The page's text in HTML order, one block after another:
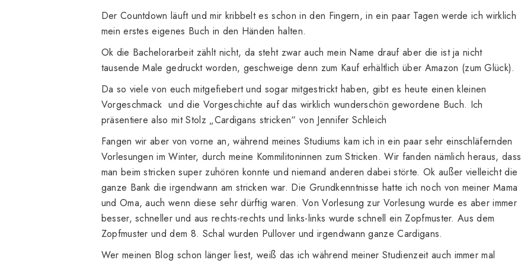
Der Countdown läuft und mir kribbelt es schon in den Fingern, in ein paar Tagen werde ich wirklich
mein erstes eigenes Buch in den Händen halten.
Ok die Bachelorarbeit zählt nicht, da steht zwar auch mein Name drauf aber die ist ja nicht
tausende Male gedruckt worden, geschweige denn zum Kauf erhältlich über Amazon (zum Glück).
Da so viele von euch mitgefiebert und sogar mitgestrickt haben, gibt es heute einen kleinen
Vorgeschmack und die Vorgeschichte auf das wirklich wunderschön gewordene Buch. Ich
präsentiere also mit Stolz „Cardigans stricken“ von Jennifer Schleich
Fangen wir aber von vorne an, während meines Studiums kam ich in ein paar sehr einschläfernden
Vorlesungen im Winter, durch meine Kommilitoninnen zum Stricken. Wir fanden nämlich heraus, dass
man beim stricken super zuhören konnte und niemand anderen dabei störte. Ok außer vielleicht die
ganze Bank die irgendwann am stricken war. Die Grundkenntnisse hatte ich noch von meiner Mama
und Oma, auch wenn diese sehr dürftig waren. Von Vorlesung zur Vorlesung wurde es aber immer
besser, schneller und aus rechts-rechts und links-links wurde schnell ein Zopfmuster. Aus dem
Zopfmuster und dem 8. Schal wurden Pullover und irgendwann ganze Cardigans.
Wer meinen Blog schon länger liest, weiß das ich während meiner Studienzeit auch immer mal